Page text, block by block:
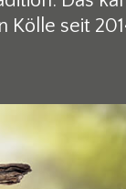
Kölle seit